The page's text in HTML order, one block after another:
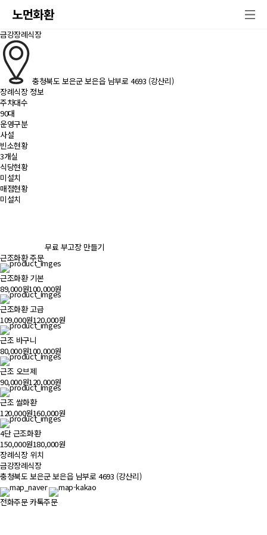
노먼화환
금강장례식장
충청북도 보은군 보은읍 남부로 4693 (강산리)
장례식장 정보
주차대수
90대
운영구분
사설
빈소현황
3개실
식당현황
미설치
매점현황
미설치
무료 부고장 만들기
근조화환 주문
근조화환 기본
89,000원100,000원
근조화환 고급
109,000원120,000원
근조 바구니
80,000원100,000원
근조 오브제
90,000원120,000원
근조 쌀화환
120,000원160,000원
4단 근조화환
150,000원180,000원
장례식장 위치500m
금강장례식장
충청북도 보은군 보은읍 남부로 4693 (강산리)
전화주문카톡주문